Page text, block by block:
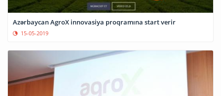
Azərbaycan AgroX innovasiya proqramına start verir
15-05-2019